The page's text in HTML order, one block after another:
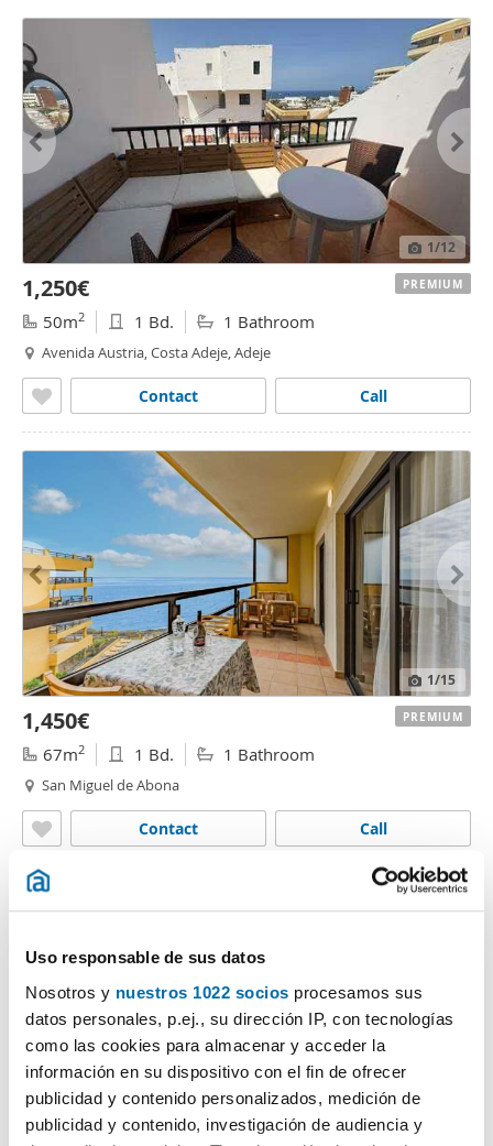
Uso responsable de sus datos
Nosotros y nuestros 1022 socios procesamos sus
datos personales, p.ej., su dirección IP, con tecnologías
como las cookies para almacenar y acceder la
información en su dispositivo con el fin de ofrecer
publicidad y contenido personalizados, medición de
publicidad y contenido, investigación de audiencia y
1/12
1,250€
50m2 1 Bd. 1 Bathroom
Avenida Austria, Costa Adeje, Adeje
Call
Contact
PREMIUM
1/15
1,450€
67m2 1 Bd. 1 Bathroom
San Miguel de Abona
Call
Contact
PREMIUM